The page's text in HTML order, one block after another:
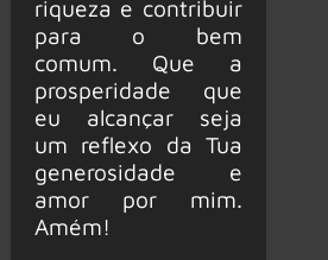
riqueza e contribuir
para o bem
comum. Que a
prosperidade que
eu alcançar seja
um reflexo da Tua
generosidade e
amor por mim.
Amém!